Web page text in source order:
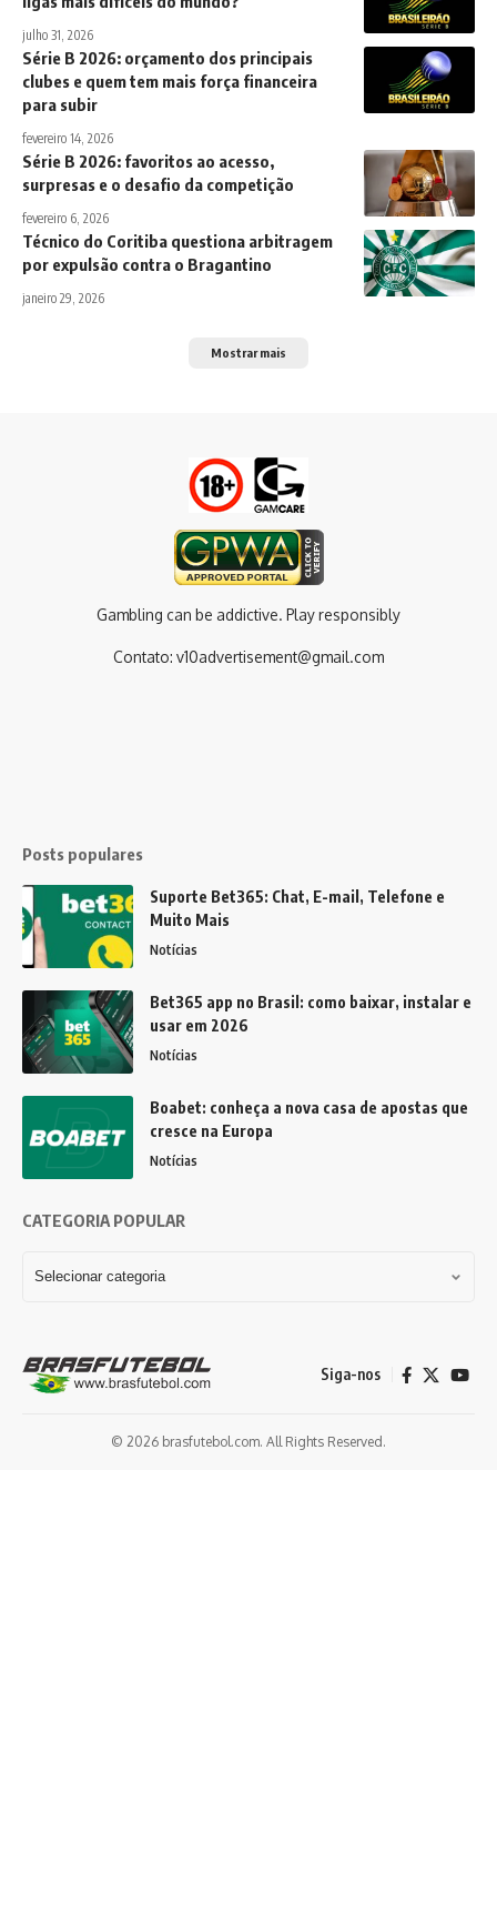
julho 31, 2026
Série B 2026: orçamento dos principais
clubes e quem tem mais força financeira
para subir
fevereiro 14, 2026
Série B 2026: favoritos ao acesso,
surpresas e o desafio da competição
fevereiro 6, 2026
Técnico do Coritiba questiona arbitragem
por expulsão contra o Bragantino
janeiro 29, 2026
Mostrar mais
Gambling can be addictive. Play responsibly
Contato: v10advertisement@gmail.com
Posts populares
Suporte Bet365: Chat, E-mail, Telefone e
Muito Mais
Notícias
Bet365 app no Brasil: como baixar, instalar e
usar em 2026
Notícias
Boabet: conheça a nova casa de apostas que
cresce na Europa
Notícias
CATEGORIA POPULAR
Siga-nos
© 2026 brasfutebol.com. All Rights Reserved.